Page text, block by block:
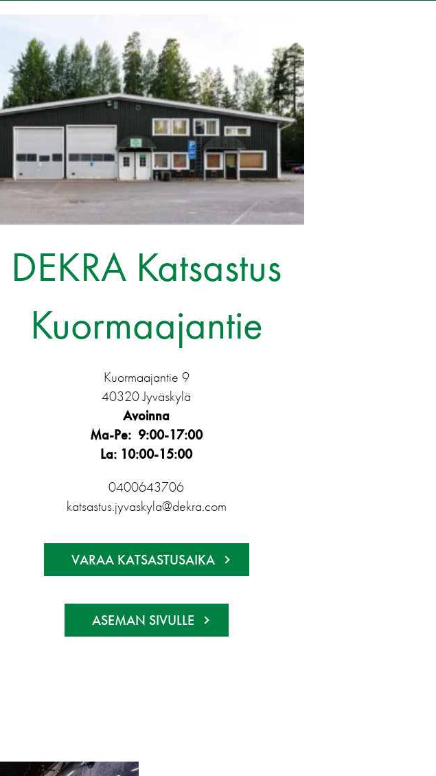
DEKRA Katsastus
Kuormaajantie
Kuormaajantie 9
40320 Jyväskylä
Avoinna
Ma-Pe: 9:00-17:00
La: 10:00-15:00
0400643706
katsastus.jyvaskyla@dekra.com
VARAA KATSASTUSAIKA
ASEMAN SIVULLE